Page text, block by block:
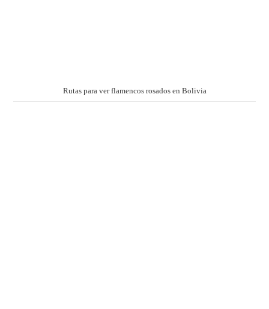
Rutas para ver flamencos rosados en Bolivia